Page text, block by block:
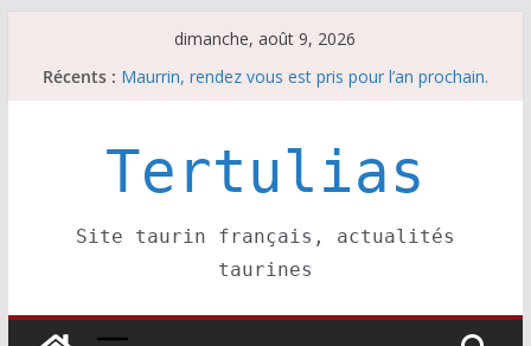
dimanche, août 9, 2026
Récents : Maurrin, rendez vous est pris pour l’an prochain.
Parentis, La Golosina: une première étape
Les brèves du samedi 8 août
Tertulias
Site taurin français, actualités
taurines